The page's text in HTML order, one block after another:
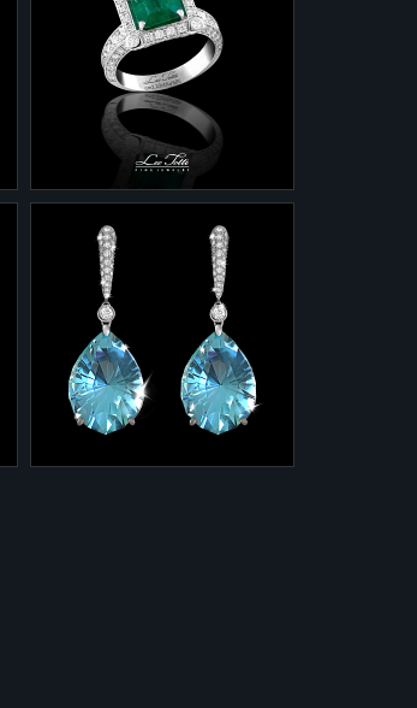
Подвеска 3-0079/11
"Карамельный джаз" из
желтого золота с
полихромными кварцами и
бриллиантами.
Золото 585 - 9 граммов
Кварцы 16,87 карата
Бриллианты - 0,19 карата
1-0120
Кольцо 1-0120 из белого
золота с изумрудом,
бриллиантами и эмалью.
Золото 585 6 граммов
Изумруд 3/3 - 2,22 карата
Бриллианты 3/5 - 1,83
карата